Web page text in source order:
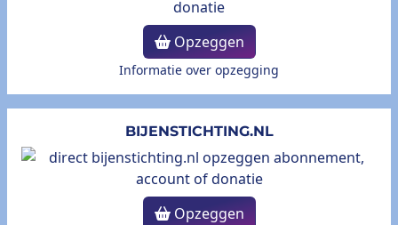
Opzeggen
Informatie over opzegging
BIJENSTICHTING.NL
Opzeggen